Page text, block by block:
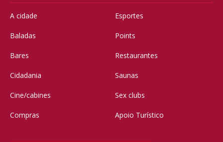
A cidade
Baladas
Bares
Cidadania
Cine/cabines
Compras
Esportes
Points
Restaurantes
Saunas
Sex clubs
Apoio Turístico